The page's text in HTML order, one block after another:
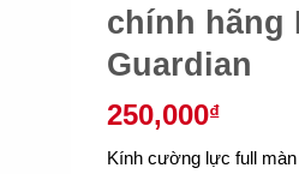
chính hãng
Guardian
250,000₫
Kính cường lực full